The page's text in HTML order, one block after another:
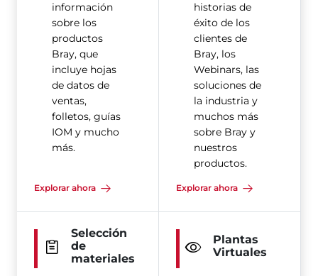
información
sobre los
productos
Bray, que
incluye hojas
de datos de
ventas,
folletos, guías
IOM y mucho
más.
Explorar ahora
historias de
éxito de los
clientes de
Bray, los
Webinars, las
soluciones de
la industria y
muchos más
sobre Bray y
nuestros
productos.
Explorar ahora
Selección
de
materiales
Plantas
Virtuales